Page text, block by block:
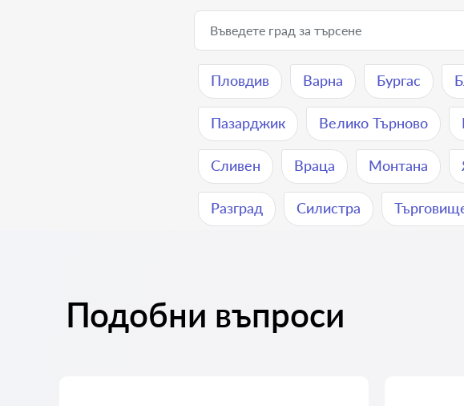
Пловдив Варна Бургас
Пазарджик Велико Търново
Сливен Враца Монтана
Разград Силистра
Подобни въпроси